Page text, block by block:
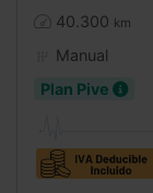
40.300 km
Manual
Plan Pive